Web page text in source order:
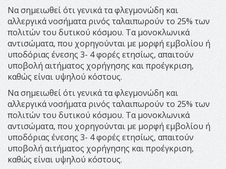
Να σημειωθεί ότι γενικά τα φλεγμονώδη και
αλλεργικά νοσήματα ρινός ταλαιπωρούν το 25% των
πολιτών του δυτικού κόσμου. Τα μονοκλωνικά
αντισώματα, που χορηγούνται με μορφή εμβολίου ή
υποδόριας ένεσης 3- 4 φορές ετησίως, απαιτούν
υποβολή αιτήματος χορήγησης και προέγκριση,
καθώς είναι υψηλού κόστους.
Να σημειωθεί ότι γενικά τα φλεγμονώδη και
αλλεργικά νοσήματα ρινός ταλαιπωρούν το 25% των
πολιτών του δυτικού κόσμου. Τα μονοκλωνικά
αντισώματα, που χορηγούνται με μορφή εμβολίου ή
υποδόριας ένεσης 3- 4 φορές ετησίως, απαιτούν
υποβολή αιτήματος χορήγησης και προέγκριση,
καθώς είναι υψηλού κόστους.